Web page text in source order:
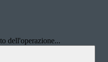
dell'operazione...